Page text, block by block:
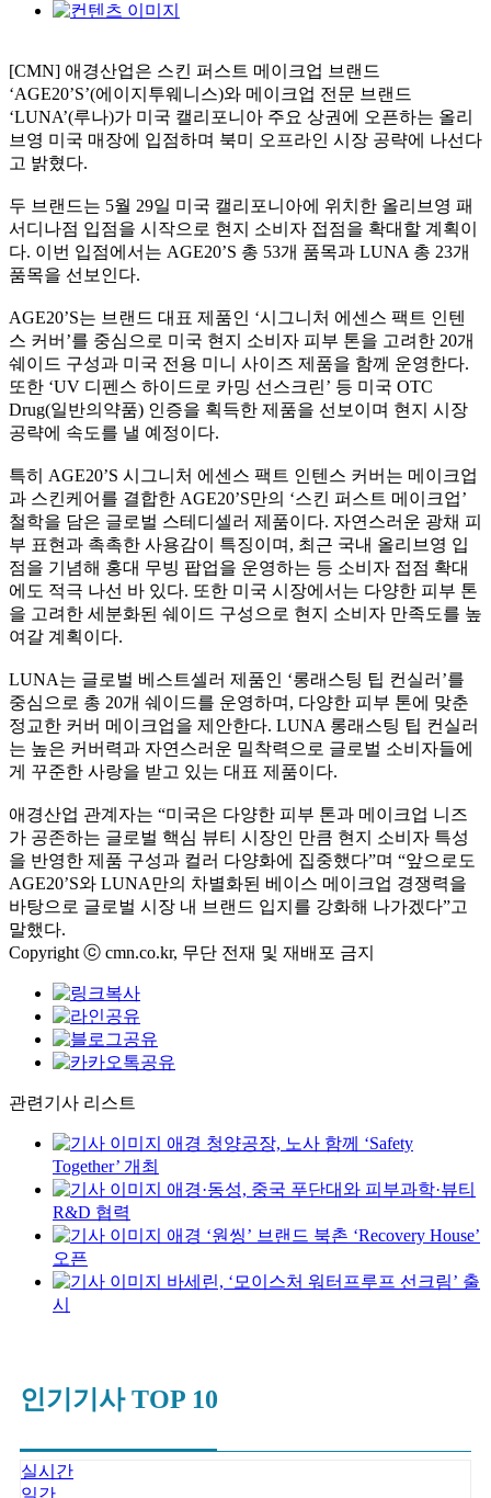
[CMN] 애경산업은 스킨 퍼스트 메이크업 브랜드
‘AGE20’S’(에이지투웨니스)와 메이크업 전문 브랜드
‘LUNA’(루나)가 미국 캘리포니아 주요 상권에 오픈하는 올리
브영 미국 매장에 입점하며 북미 오프라인 시장 공략에 나선다
고 밝혔다.
두 브랜드는 5월 29일 미국 캘리포니아에 위치한 올리브영 패
서디나점 입점을 시작으로 현지 소비자 접점을 확대할 계획이
다. 이번 입점에서는 AGE20’S 총 53개 품목과 LUNA 총 23개
품목을 선보인다.
AGE20’S는 브랜드 대표 제품인 ‘시그니처 에센스 팩트 인텐
스 커버’를 중심으로 미국 현지 소비자 피부 톤을 고려한 20개
쉐이드 구성과 미국 전용 미니 사이즈 제품을 함께 운영한다.
또한 ‘UV 디펜스 하이드로 카밍 선스크린’ 등 미국 OTC
Drug(일반의약품) 인증을 획득한 제품을 선보이며 현지 시장
공략에 속도를 낼 예정이다.
특히 AGE20’S 시그니처 에센스 팩트 인텐스 커버는 메이크업
과 스킨케어를 결합한 AGE20’S만의 ‘스킨 퍼스트 메이크업’
철학을 담은 글로벌 스테디셀러 제품이다. 자연스러운 광채 피
부 표현과 촉촉한 사용감이 특징이며, 최근 국내 올리브영 입
점을 기념해 홍대 무빙 팝업을 운영하는 등 소비자 접점 확대
에도 적극 나선 바 있다. 또한 미국 시장에서는 다양한 피부 톤
을 고려한 세분화된 쉐이드 구성으로 현지 소비자 만족도를 높
여갈 계획이다.
LUNA는 글로벌 베스트셀러 제품인 ‘롱래스팅 팁 컨실러’를
중심으로 총 20개 쉐이드를 운영하며, 다양한 피부 톤에 맞춘
정교한 커버 메이크업을 제안한다. LUNA 롱래스팅 팁 컨실러
는 높은 커버력과 자연스러운 밀착력으로 글로벌 소비자들에
게 꾸준한 사랑을 받고 있는 대표 제품이다.
애경산업 관계자는 “미국은 다양한 피부 톤과 메이크업 니즈
가 공존하는 글로벌 핵심 뷰티 시장인 만큼 현지 소비자 특성
을 반영한 제품 구성과 컬러 다양화에 집중했다”며 “앞으로도
AGE20’S와 LUNA만의 차별화된 베이스 메이크업 경쟁력을
바탕으로 글로벌 시장 내 브랜드 입지를 강화해 나가겠다”고
말했다.
Copyright ⓒ cmn.co.kr, 무단 전재 및 재배포 금지
관련기사 리스트
애경 청양공장, 노사 함께 ‘Safety
Together’ 개최
애경·동성, 중국 푸단대와 피부과학·뷰티
R&D 협력
애경 ‘원씽’ 브랜드 북촌 ‘Recovery House’
오픈
바세린, ‘모이스처 워터프루프 선크림’ 출
시
인기기사 TOP 10
실시간
일간